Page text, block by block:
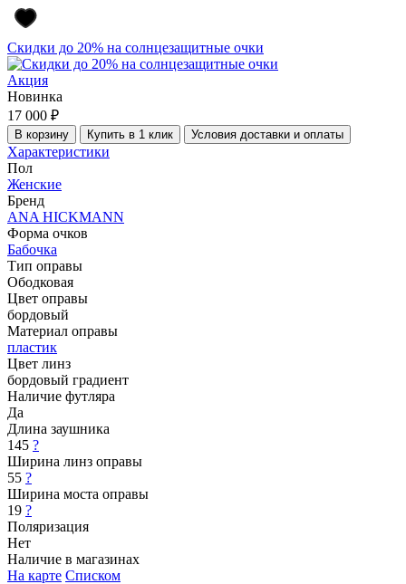
Скидки до 20% на солнцезащитные очки
Акция
Новинка
17 000 ₽
В корзину Купить в 1 клик Условия доставки и оплаты
Характеристики
Пол
Женские
Бренд
ANA HICKMANN
Форма очков
Бабочка
Тип оправы
Ободковая
Цвет оправы
бордовый
Материал оправы
пластик
Цвет линз
бордовый градиент
Наличие футляра
Да
Длина заушника
145 ?
Ширина линз оправы
55 ?
Ширина моста оправы
19 ?
Поляризация
Нет
Наличие в магазинах
На карте Списком